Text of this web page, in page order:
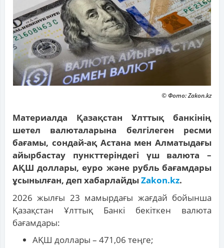
© Фото: Zakon.kz
Материалда Қазақстан Ұлттық банкінің
шетел валюталарына белгілеген ресми
бағамы, сондай-ақ Астана мен Алматыдағы
айырбастау пункттеріндегі үш валюта –
АҚШ доллары, еуро және рубль бағамдары
ұсынылған, деп хабарлайдыZakon.kz.
2026 жылғы 23 мамырдағы жағдай бойынша
Қазақстан Ұлттық Банкі бекіткен валюта
бағамдары:
АҚШ доллары – 471,06 теңге;